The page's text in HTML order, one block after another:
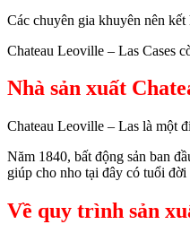
Các chuyên gia khuyên nên
Chateau Leoville – Las Cases
Nhà sản xuất
Chateau Leoville – Las là một
Năm 1840, bất động sản ban
giúp cho nho tại đây có tuổi
Về quy trình sản